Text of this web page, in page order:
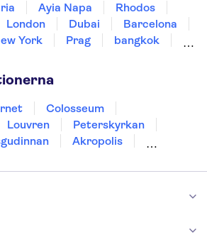
Ayia Napa
Rhodos
London Dubai
Barcelona
York Prag
bangkok
Colosseum
Louvren
Peterskyrkan
Akropolis
Alcatraz